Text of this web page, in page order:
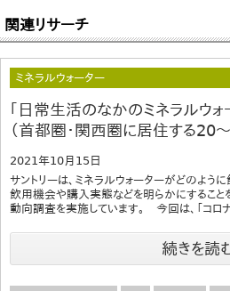
関連リサーチ
ミネラルウォーター
｢日常生活のなかのミネラルウォ
（首都圏・関西圏に居住する20
2021年10月15日
サントリーは、ミネラルウォーターがどのよう
飲用機会や購入実態などを明らかにするこ
動向調査を実施しています。 今回は、「コロ
続きを読